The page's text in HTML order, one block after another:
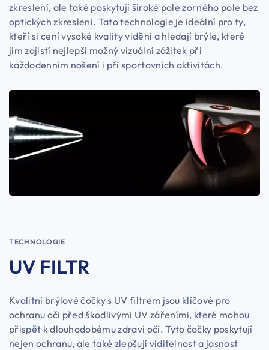
zkreslení, ale také poskytují široké pole zorného pole bez
optických zkreslení. Tato technologie je ideální pro ty,
kteří si cení vysoké kvality vidění a hledají brýle, které
jim zajistí nejlepší možný vizuální zážitek při
každodenním nošení i při sportovních aktivitách.
TECHNOLOGIE
UV FILTR
Kvalitní brýlové čočky s UV filtrem jsou klíčové pro
ochranu očí před škodlivými UV zářeními, které mohou
přispět k dlouhodobému zdraví očí. Tyto čočky poskytují
nejen ochranu, ale také zlepšují viditelnost a jasnost